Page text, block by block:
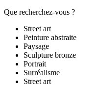
Que recherchez-vous ?
Street art
Peinture abstraite
Paysage
Sculpture bronze
Portrait
Surréalisme
Street art